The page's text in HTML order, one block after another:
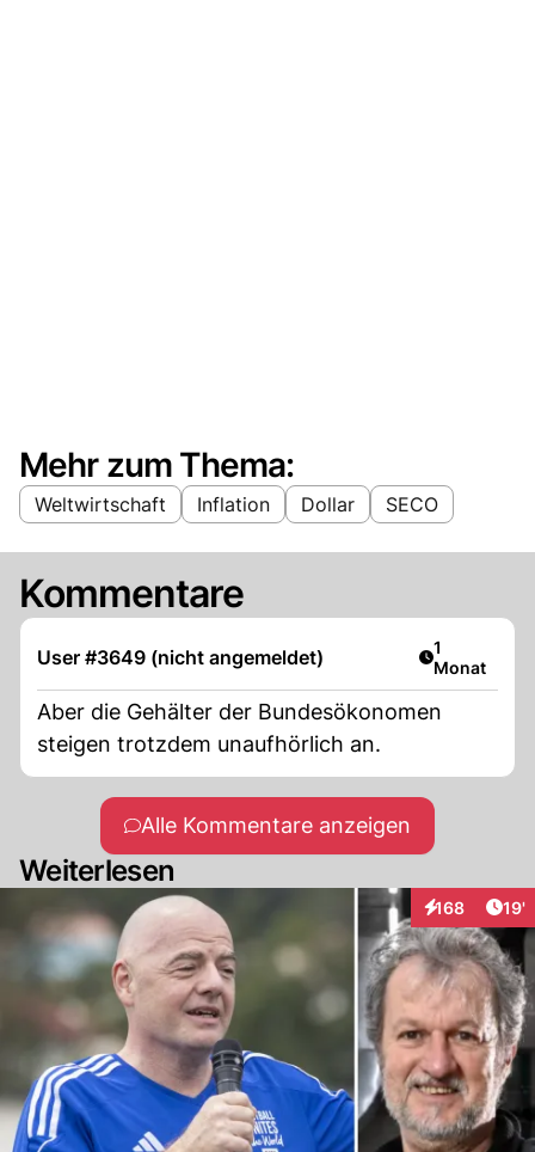
Mehr zum Thema:
Weltwirtschaft Inflation Dollar SECO
Kommentare
User #3649 (nicht angemeldet) Artikel
1
Monat
Aber die Gehälter der Bundesökonomen
steigen trotzdem unaufhörlich an.
Alle Kommentare anzeigen
Weiterlesen
168
Interaktionen
19'